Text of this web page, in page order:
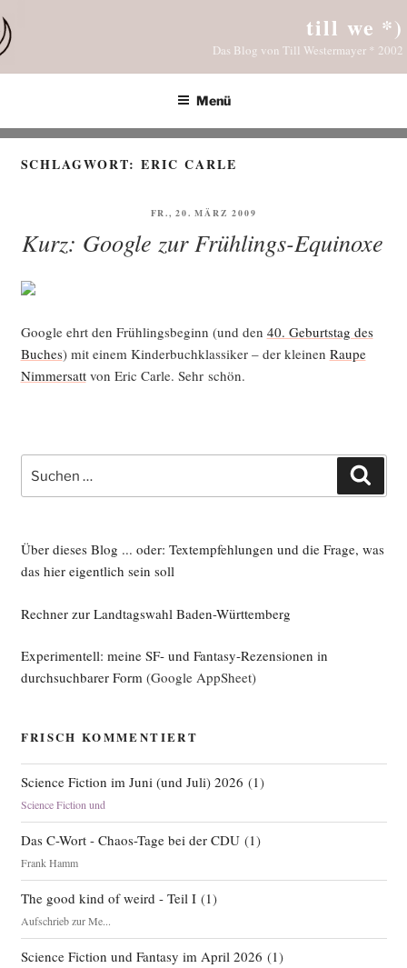
Inhalt
springen
till we *)
Das Blog von Till Westermayer * 2002
Menü
SCHLAGWORT:ERIC CARLE
VERÖFFENTLICHT
FR., 20. MÄRZ 2009
Kurz: Google zur Frühlings-Equinoxe
Goog­le ehrt den Früh­lings­be­ginn (und den 40. Geburts­tag des
Buches) mit einem Kin­der­buch­klas­si­ker – der klei­nen Rau­pe
Nim­mer­sattvon Eric Car­le. Sehr schön.
nach:
Über dieses Blog ... oder: Textempfehlungen und die Frage, was
das hier eigentlich sein soll
Rechner zur Landtagswahl Baden-Württemberg
Experimentell: meine SF- und Fantasy-Rezensionen in
durchsuchbarer Form(Google AppSheet)
FRISCH KOMMENTIERT
Science Fiction im Juni (und Juli) 2026 (1)
Science Fiction und
Das C-Wort - Chaos-Tage bei der CDU(1)
Frank Hamm
The good kind of weird - Teil I(1)
Aufschrieb zur Me...
Science Fiction und Fantasy im April 2026 (1)